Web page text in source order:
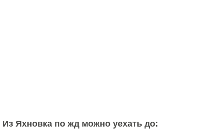
Из Яхновка по жд можно уехать до: